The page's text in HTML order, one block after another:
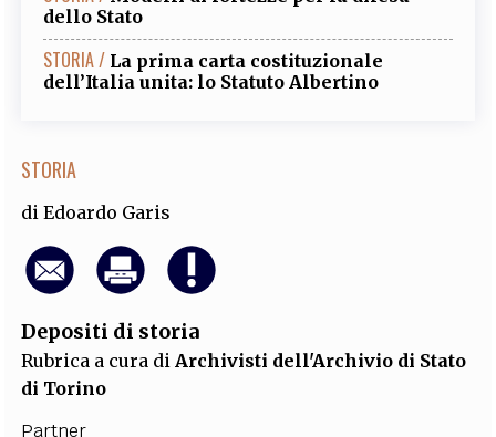
dello Stato
STORIA / La prima carta costituzionale
dell’Italia unita: lo Statuto Albertino
STORIA
diEdoardo Garis
Depositi di storia
Rubrica a cura di Archivisti dell'Archivio di Stato
di Torino
Partner